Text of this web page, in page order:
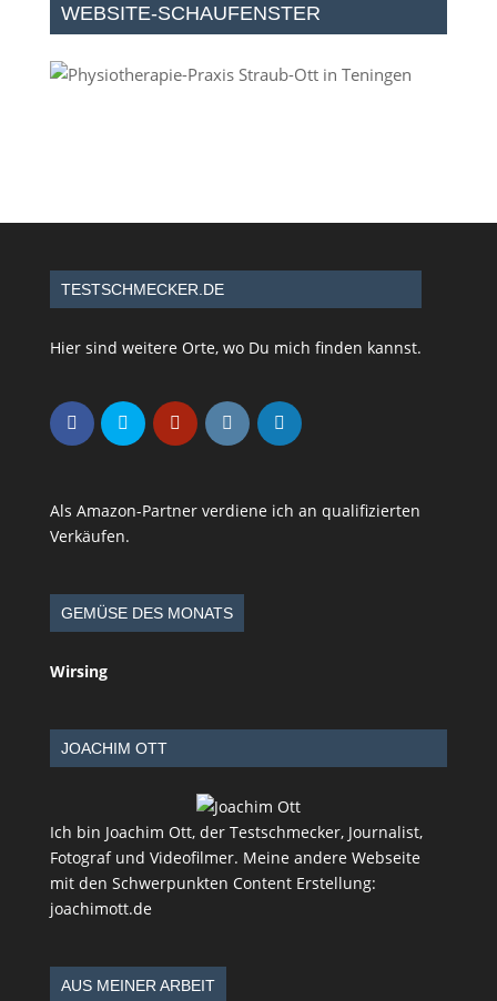
WEBSITE-SCHAUFENSTER
TESTSCHMECKER.DE
Hier sind weitere Orte, wo Du mich finden kannst.
Als Amazon-Partner verdiene ich an qualifizierten
Verkäufen.
GEMÜSE DES MONATS
Wirsing
JOACHIM OTT
Ich bin Joachim Ott, der Testschmecker, Journalist,
Fotograf und Videofilmer. Meine andere Webseite
mit den Schwerpunkten Content Erstellung:
joachimott.de
AUS MEINER ARBEIT